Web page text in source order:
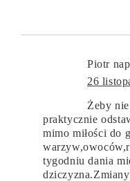
Piotr
26
Żeby
praktycznie
mimo miłości do
tygodniu dania